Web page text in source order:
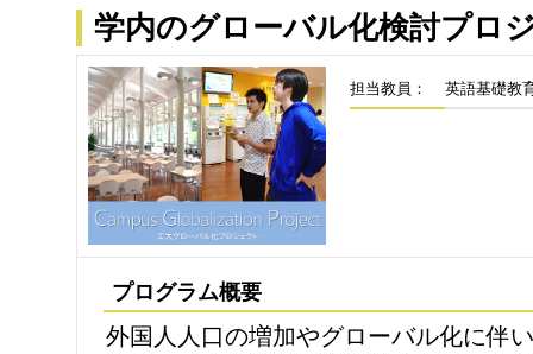
学内のグローバル化検討プロ
担当教員： 英語基礎教
プログラム概要
外国人人口の増加やグローバル化に伴